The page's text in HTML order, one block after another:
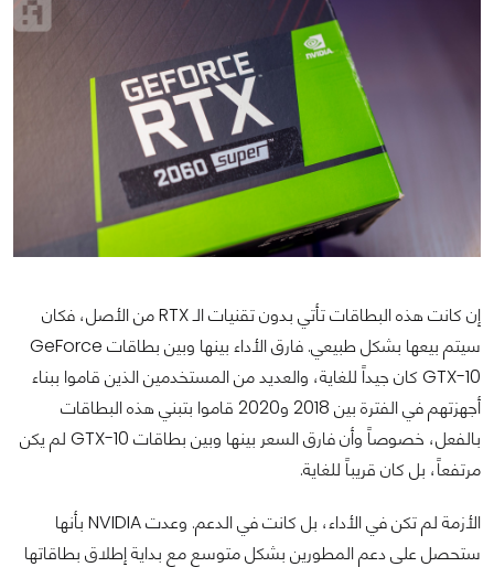
إن كانت هذه البطاقات تأتي بدون تقنيات الـ RTX من الأصل، فكان
سيتم بيعها بشكل طبيعي. فارق الأداء بينها وبين بطاقات GeForce
GTX-10 كان جيداً للغاية، والعديد من المستخدمين الذين قاموا ببناء
أجهزتهم في الفترة بين 2018 و2020 قاموا بتبني هذه البطاقات
بالفعل، خصوصاً وأن فارق السعر بينها وبين بطاقات GTX-10 لم يكن
مرتفعاً، بل كان قريباً للغاية.
الأزمة لم تكن في الأداء، بل كانت في الدعم. وعدت NVIDIA بأنها
ستحصل على دعم المطورين بشكل متوسع مع بداية إطلاق بطاقاتها